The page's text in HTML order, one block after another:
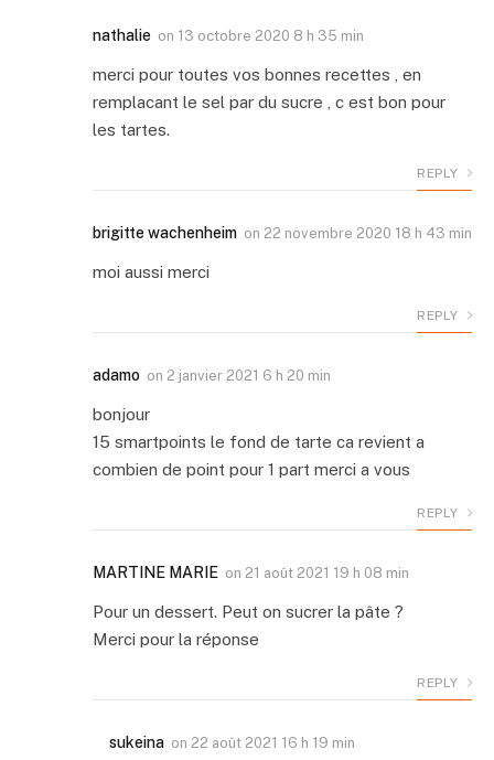
nathalie on 13 octobre 2020 8 h 35 min
merci pour toutes vos bonnes recettes , en
remplacant le sel par du sucre , c est bon pour
les tartes.
REPLY
brigitte wachenheim on 22 novembre 2020 18 h 43 min
moi aussi merci
REPLY
adamo on 2 janvier 2021 6 h 20 min
bonjour
15 smartpoints le fond de tarte ca revient a
combien de point pour 1 part merci a vous
REPLY
MARTINE MARIE on 21 août 2021 19 h 08 min
Pour un dessert. Peut on sucrer la pâte ?
Merci pour la réponse
REPLY
sukeina on 22 août 2021 16 h 19 min